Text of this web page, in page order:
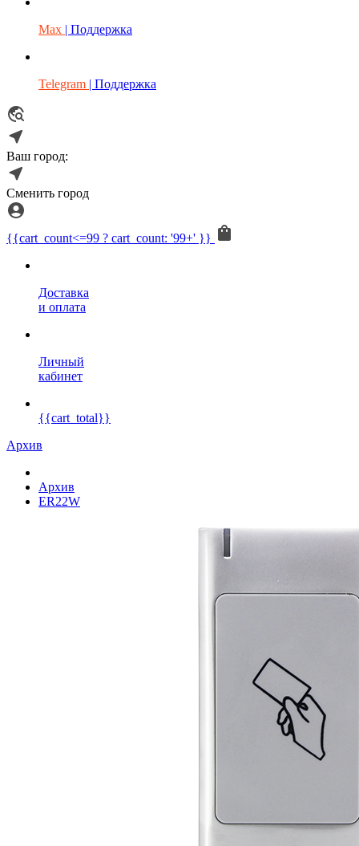
Max | Поддержка
Telegram | Поддержка
Ваш город:
Сменить город
{{cart_count<=99 ? cart_count: '99+' }}
Доставка
и оплата
Личный
кабинет
{{cart_total}}
Архив
Архив
ER22W